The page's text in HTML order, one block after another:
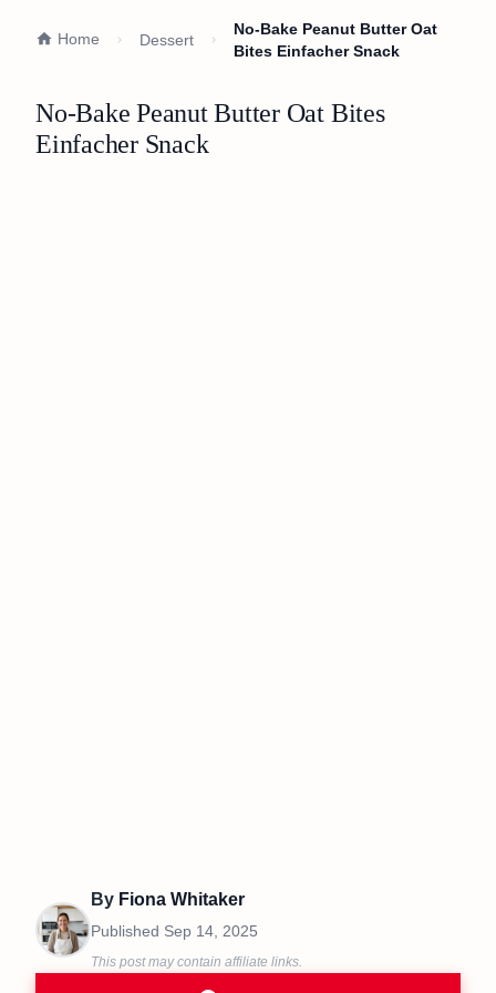
Home Dessert
No-Bake Peanut Butter Oat
Bites Einfacher Snack
No-Bake Peanut Butter Oat Bites
Einfacher Snack
By Fiona Whitaker
Published Sep 14, 2025
This post may contain affiliate links.